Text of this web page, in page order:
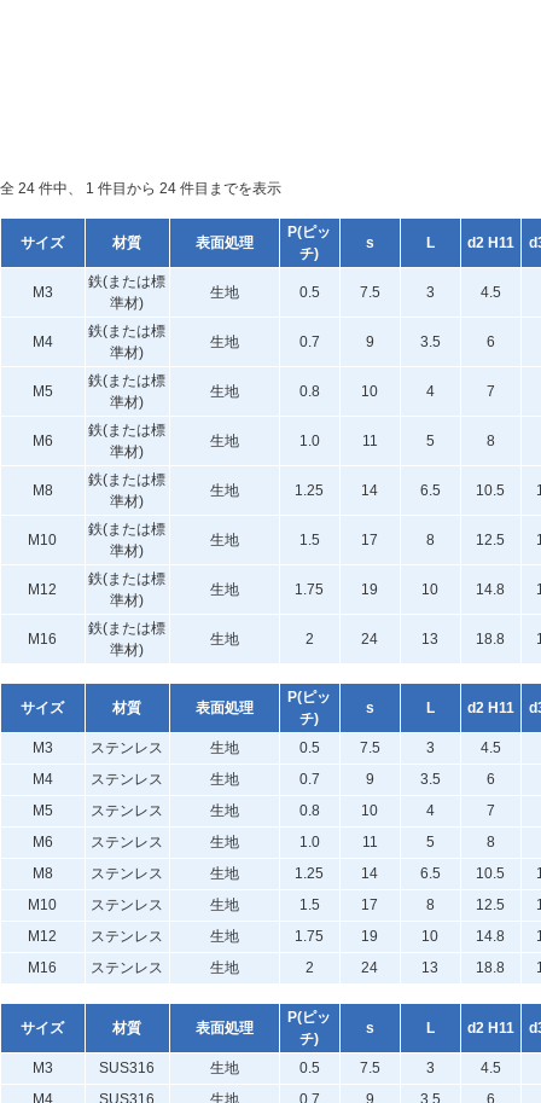
全 24 件中、 1 件目から 24 件目までを表示
サイズ 材質 表面処理
P(ピッ
チ)
s L d2 H11
M3
鉄(または標
準材)
生地 0.5 7.5 3 4.5
M4
鉄(または標
準材)
生地 0.7 9 3.5 6
M5
鉄(または標
準材)
生地 0.8 10 4 7
M6
鉄(または標
準材)
生地 1.0 11 5 8
M8
鉄(または標
準材)
生地 1.25 14 6.5 10.5
M10
鉄(または標
準材)
生地 1.5 17 8 12.5
M12
鉄(または標
準材)
生地 1.75 19 10 14.8
M16
鉄(または標
準材)
生地 2 24 13 18.8
サイズ 材質 表面処理
P(ピッ
チ)
s L d2 H11
M3 ステンレス 生地 0.5 7.5 3
4.5
M4
ステンレス 生地 0.7 9 3.5
6
M5
ステンレス 生地 0.8 10 4
7
M6
ステンレス 生地 1.0 11 5
8
M8
ステンレス 生地 1.25 14 6.5 10.5
M10
ステンレス 生地 1.5 17 8 12.5
M12
ステンレス 生地 1.75 19 10 14.8
M16
ステンレス 生地 2 24 13 18.8
サイズ 材質 表面処理
P(ピッ
チ)
s L d2 H11
M3 SUS316 生地 0.5 7.5 3
4.5
M4
SUS316 生地 0.7 9 3.5 6